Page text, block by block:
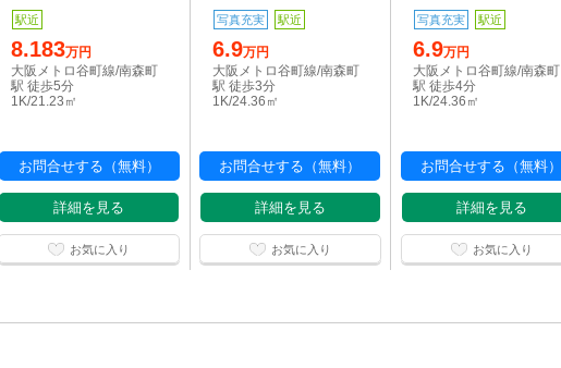
駅近
8.183万円
大阪メトロ谷町線/南森町
駅 徒歩5分
1K/21.23㎡
お問合せする（無料）
詳細を見る
お気に入り
写真充実 駅近
6.9万円
大阪メトロ谷町線/南森町
駅 徒歩3分
1K/24.36㎡
お問合せする（無料）
詳細を見る
お気に入り
写真充実 駅近
6.9万円
大阪メトロ谷町線/南森町
駅 徒歩4分
1K/24.36㎡
お問合せする（無料）
詳細を見る
お気に入り